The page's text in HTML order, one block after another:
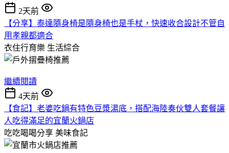
2天前
【分享】泰達隨身椅是隨身椅也是手杖，快速收合設計不管自
用孝親都適合
衣住行育樂 生活綜合
繼續閱讀
4天前
【食記】老婆吃鍋有特色豆漿湯底，搭配海陸奏伙雙人套餐讓
人吃得滿足的宜蘭火鍋店
吃吃喝喝分享 美味食記